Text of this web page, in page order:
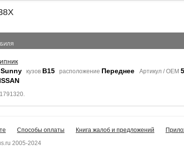
кузов B15 расположение Переднее Артикул / OEM
Способы оплаты Книга жалоб и предложений
2005-2024